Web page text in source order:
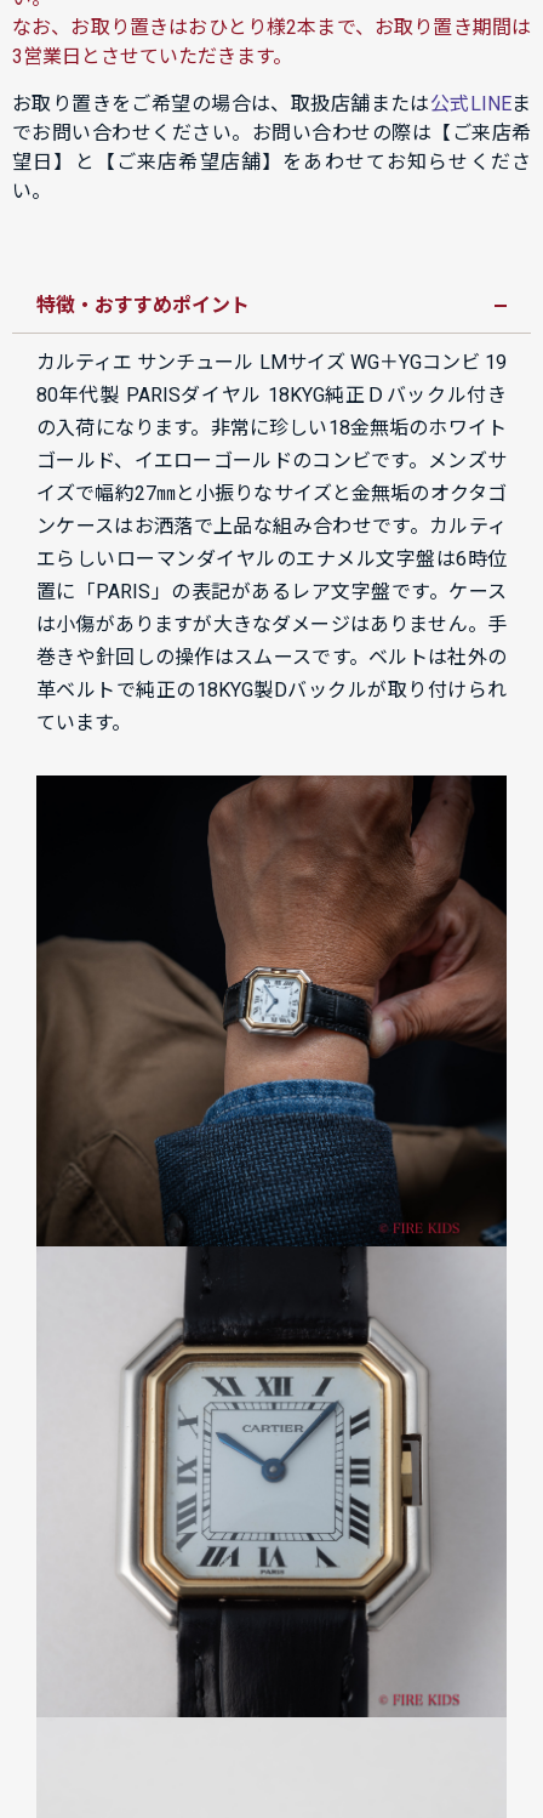
なお、お取り置きはおひとり様2本まで、お取り置き期間は
3営業日とさせていただきます。
お取り置きをご希望の場合は、取扱店舗または公式LINEま
でお問い合わせください。お問い合わせの際は【ご来店希
望日】と【ご来店希望店舗】をあわせてお知らせくださ
い。
特徴・おすすめポイント
カルティエ サンチュール LMサイズ WG＋YGコンビ 19
80年代製 PARISダイヤル 18KYG純正Ｄバックル付き
の入荷になります。非常に珍しい18金無垢のホワイト
ゴールド、イエローゴールドのコンビです。
メンズサ
イズで幅約27㎜と小振りなサイズと金無垢のオクタゴ
ンケースはお洒落で上品な組み合わせです。カルティ
エらしいローマンダイヤルのエナメル文字盤は6時位
置に「PARIS」の表記があるレア文字盤です。ケース
は小傷がありますが大きなダメージはありません。手
巻きや針回しの操作はスムースです。ベルトは社外の
革ベルトで純正の18KYG製Dバックルが取り付けられ
ています。